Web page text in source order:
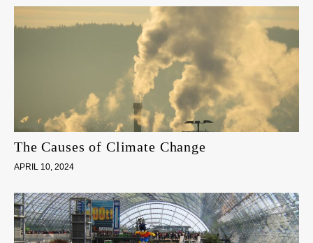
The Causes of Climate Change
APRIL 10, 2024